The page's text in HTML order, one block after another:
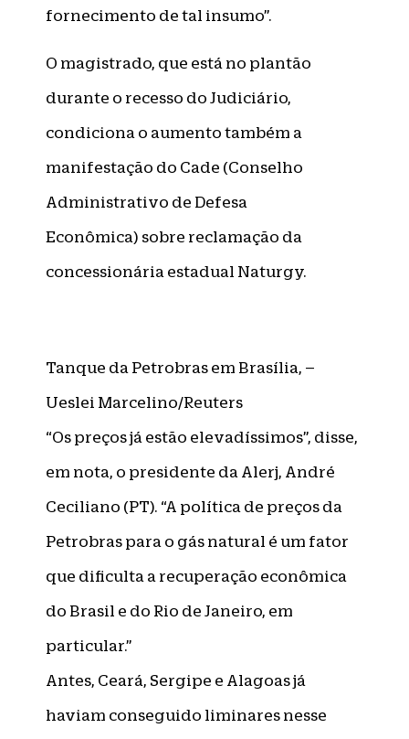
fornecimento de tal insumo”.
O magistrado, que está no plantão
durante o recesso do Judiciário,
condiciona o aumento também a
manifestação do Cade (Conselho
Administrativo de Defesa
Econômica) sobre reclamação da
concessionária estadual Naturgy.
Tanque da Petrobras em Brasília, –
Ueslei Marcelino/Reuters
“Os preços já estão elevadíssimos”, disse,
em nota, o presidente da Alerj, André
Ceciliano (PT). “A política de preços da
Petrobras para o gás natural é um fator
que dificulta a recuperação econômica
do Brasil e do Rio de Janeiro, em
particular.”
Antes, Ceará, Sergipe e Alagoas já
haviam conseguido liminares nesse